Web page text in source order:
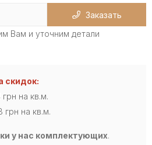
Заказать
Вам и уточним детали
скидок:
грн на кв.м.
грн на кв.м.
у нас комплектующих.